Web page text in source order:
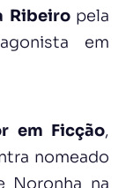
Ribeiropela
em
em Ficção,
nomeado
Noronha na